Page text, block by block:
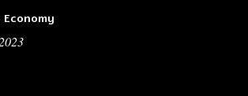
Economy